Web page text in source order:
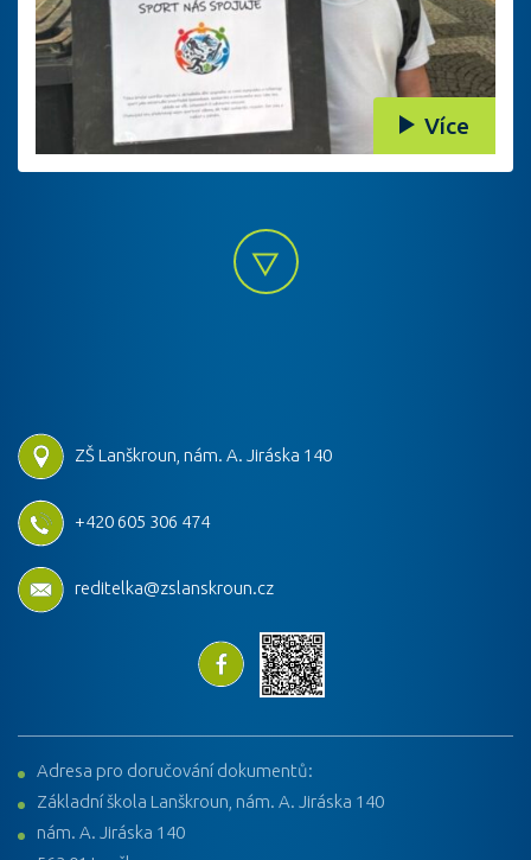
Více
ZŠ Lanškroun, nám. A. Jiráska 140
+420 605 306 474
reditelka@zslanskroun.cz
Adresa pro doručování dokumentů:
Základní škola Lanškroun, nám. A. Jiráska 140
nám. A. Jiráska 140